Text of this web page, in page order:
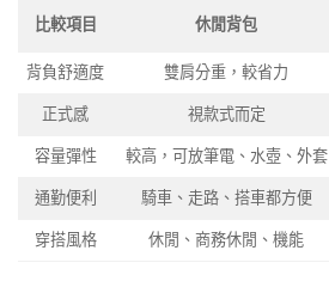
比較項目 休閒背包
背負舒適度 雙肩分重，較省力
正式感 視款式而定
容量彈性 較高，可放筆電、水壺、外套
通勤便利 騎車、走路、搭車都方便
穿搭風格 休閒、商務休閒、機能